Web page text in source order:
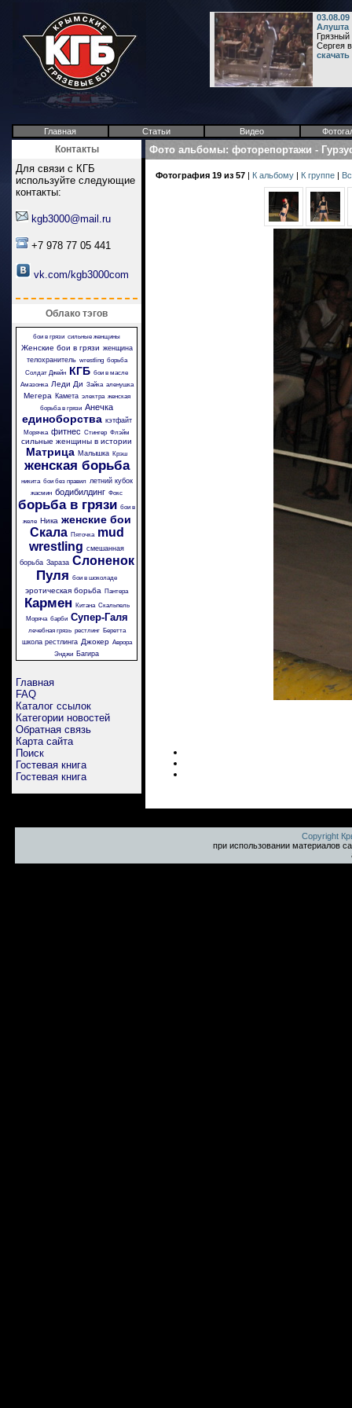
Алушта
Грязный
Сергея
Главная Статьи Видео
Контакты
Для связи с КГБ
используйте следующие
контакты:
kgb3000@mail.ru
+7 978 77 05 441
vk.com/kgb3000com
Облако тэгов
бои в грязи сильные женщины
Женские бои в грязи женщина
телохранитель wrestling борьба
Солдат Джейн КГБ бои в масле
Амазонка
Леди Ди Зайка аленушка
Мегера Камета электра женская
борьба в грязи Анечка
единоборства кэтфайт
Морячка фитнес Стингер Флэйм
сильные женщины в истории
Матрица Малышка Крэш
женская борьба
никита бои без правил летний кубок
жасмин бодибилдинг Фокс
борьба в грязи бои в
желе Ника женские бои
Скала Пяточка
mud
wrestling смешанная
борьба Зараза Слоненок
Пуля бои в шоколаде
эротическая борьба Пантера
Кармен Китана Скальпель
Моряча барби Супер-Галя
лечебная грязь рестлинг Беретта
школа рестлинга Джокер Аврора
Энджи Багира
Главная
FAQ
Каталог ссылок
Категории новостей
Обратная связь
Карта сайта
Поиск
Гостевая книга
Гостевая книга
Фото альбомы: фоторепортажи -
Фотография 19 из 57 | К альбому | К группе |
Copyright
при использовании материалов